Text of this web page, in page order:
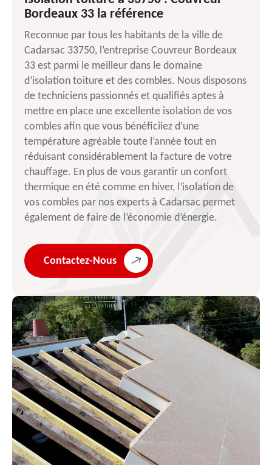
Bordeaux 33 la référence
Reconnue par tous les habitants de la ville de
Cadarsac 33750, l’entreprise Couvreur Bordeaux
33 est parmi le meilleur dans le domaine
d’isolation toiture et des combles. Nous disposons
de techniciens passionnés et qualifiés aptes à
mettre en place une excellente isolation de vos
combles afin que vous bénéficiiez d’une
température agréable toute l’année tout en
réduisant considérablement la facture de votre
chauffage. En plus de vous garantir un confort
thermique en été comme en hiver, l’isolation de
vos combles par nos experts à Cadarsac permet
également de faire de l’économie d’énergie.
Contactez-Nous